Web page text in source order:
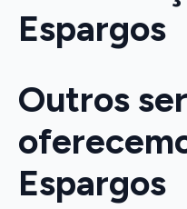
Espargos
Outros
Espargos